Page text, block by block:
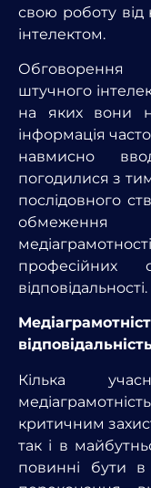
свою роботу від
інтелектом.
Обговорення
штучного
на яких вони
інформація
навмисно
погодилися з
послідовного
обмеження
професійних
відповідальності.
Кілька
критичним
так і в
повинні бути в